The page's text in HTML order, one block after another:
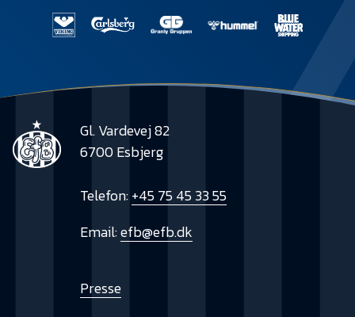
Gl. Vardevej 82
6700 Esbjerg
Telefon:+45 75 45 33 55
Email:efb@efb.dk
Presse